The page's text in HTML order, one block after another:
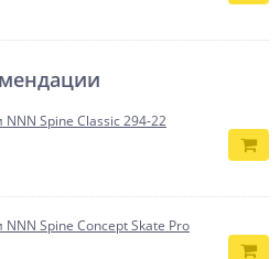
Spine Classic 294-22
Spine Concept Skate Pro